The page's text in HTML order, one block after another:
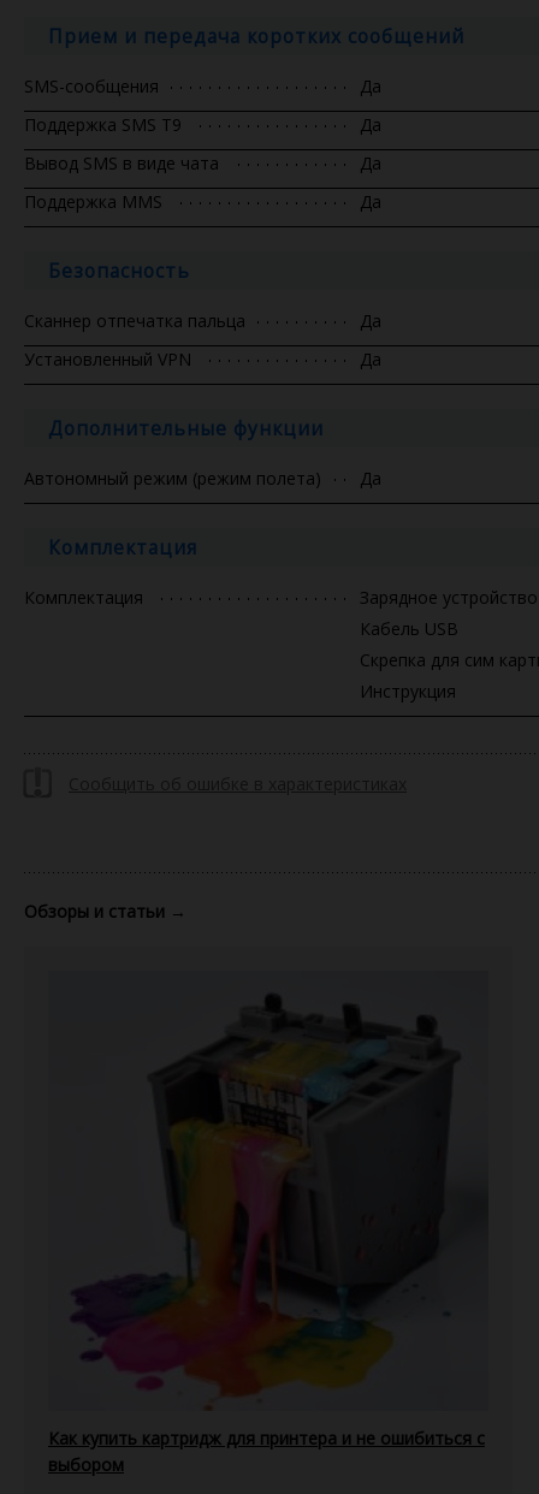
Прием и передача коротких сообщений
SMS-сообщения
Да
Поддержка SMS T9
Да
Вывод SMS в виде чата
Да
Поддержка MMS
Да
Безопасность
Сканнер отпечатка пальца
Да
Установленный VPN
Да
Дополнительные функции
Автономный режим (режим полета) Да
Комплектация
Комплектация
Зарядное устройство
Кабель USB
Скрепка для сим
Инструкция
Обзоры и статьи →
Как купить картридж для принтера и не ошибиться с
выбором